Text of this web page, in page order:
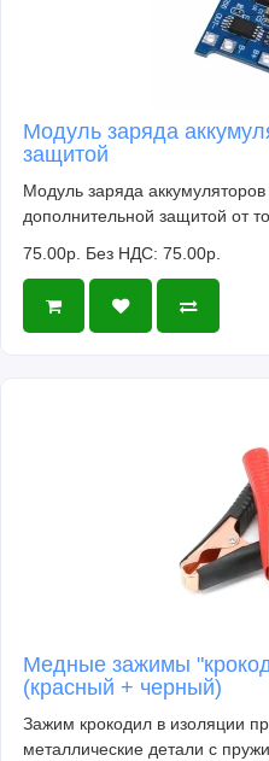
Модуль заряда
защитой
Модуль заряда
дополнительной защитой от
75.00р. Без НДС: 75.00р.
Медные зажимы
(красный + черный)
Зажим крокодил в изоляции
металлические детали с